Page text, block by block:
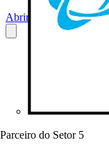
Parceiro do Setor 5
Abrir o PDF